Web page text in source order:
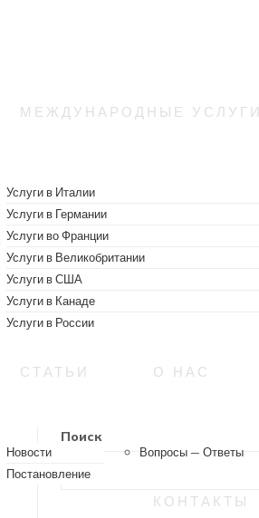
МЕЖДУНАРОДНЫЕ УСЛУГИ
Услуги в Италии
Услуги в Германии
Услуги во Франции
Услуги в Великобритании
Услуги в США
Услуги в Канаде
Услуги в России
СТАТЬИ
Новости
Постановление
О НАС
Вопросы — Ответы
КОНТАКТЫ
2024
Поиск